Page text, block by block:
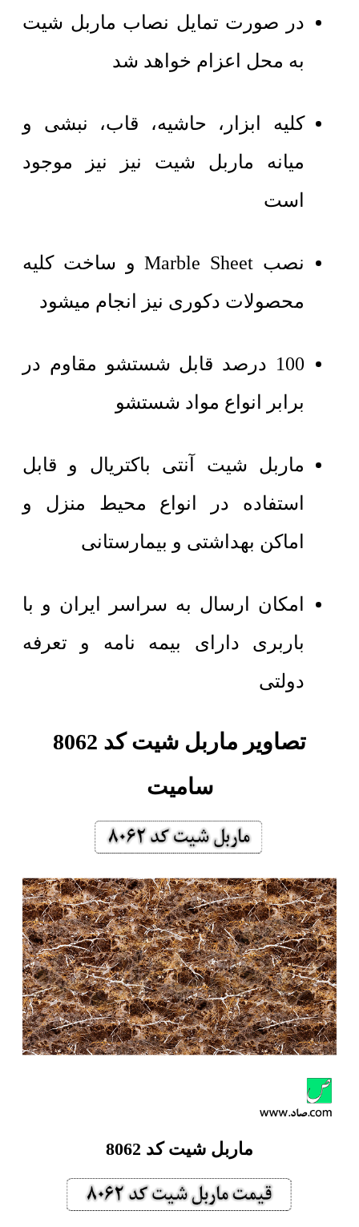
در صورت تمایل نصاب ماربل شیت
به محل اعزام خواهد شد
کلیه ابزار، حاشیه، قاب، نبشی و
میانه ماربل شیت نیز نیز موجود
است
نصب Marble Sheet و ساخت کلیه
محصولات دکوری نیز انجام میشود
100 درصد قابل شستشو مقاوم در
برابر انواع مواد شستشو
ماربل شیت آنتی باکتریال و قابل
استفاده در انواع محیط منزل و
اماکن بهداشتی و بیمارستانی
امکان ارسال به سراسر ایران و با
باربری دارای بیمه نامه و تعرفه
دولتی
تصاویر ماربل شیت کد 8062
سامیت
ماربل شیت کد 8062